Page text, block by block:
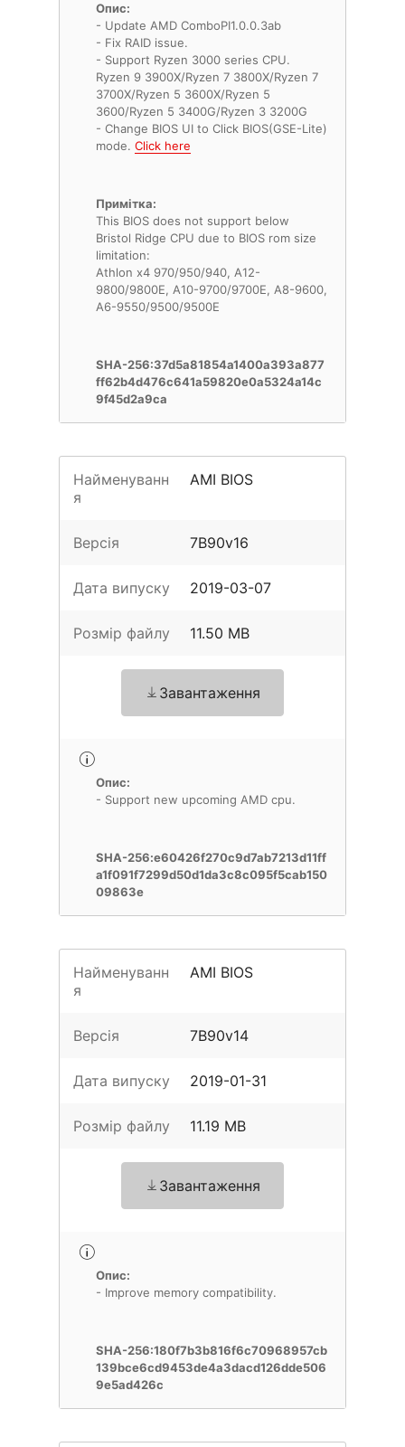
Опис:
- Update AMD ComboPI1.0.0.3ab
- Fix RAID issue.
- Support Ryzen 3000 series CPU.
Ryzen 9 3900X/Ryzen 7 3800X/Ryzen 7
3700X/Ryzen 5 3600X/Ryzen 5
3600/Ryzen 5 3400G/Ryzen 3 3200G
- Change BIOS UI to Click BIOS(GSE-Lite)
mode. Click here
Примітка:
This BIOS does not support below
Bristol Ridge CPU due to BIOS rom size
limitation:
Athlon x4 970/950/940, A12-
9800/9800E, A10-9700/9700E, A8-9600,
A6-9550/9500/9500E
SHA-256:37d5a81854a1400a393a877
ff62b4d476c641a59820e0a5324a14c
9f45d2a9ca
Найменуванн
я
AMI BIOS
Версія 7B90v16
Дата випуску 2019-03-07
Розмір файлу 11.50 MB
Завантаження
Опис:
SHA-256:e60426f270c9d7ab7213d11ff
a1f091f7299d50d1da3c8c095f5cab150
09863e
Найменуванн
я
AMI BIOS
Версія 7B90v14
Дата випуску 2019-01-31
Розмір файлу 11.19 MB
Завантаження
Опис:
- Improve memory compatibility.
SHA-256:180f7b3b816f6c70968957cb
139bce6cd9453de4a3dacd126dde506
9e5ad426c